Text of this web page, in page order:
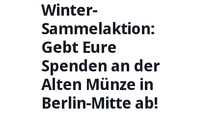
Winter-
Sammelaktion:
Gebt Eure
Spenden an der
Alten Münze in
Berlin-Mitte ab!